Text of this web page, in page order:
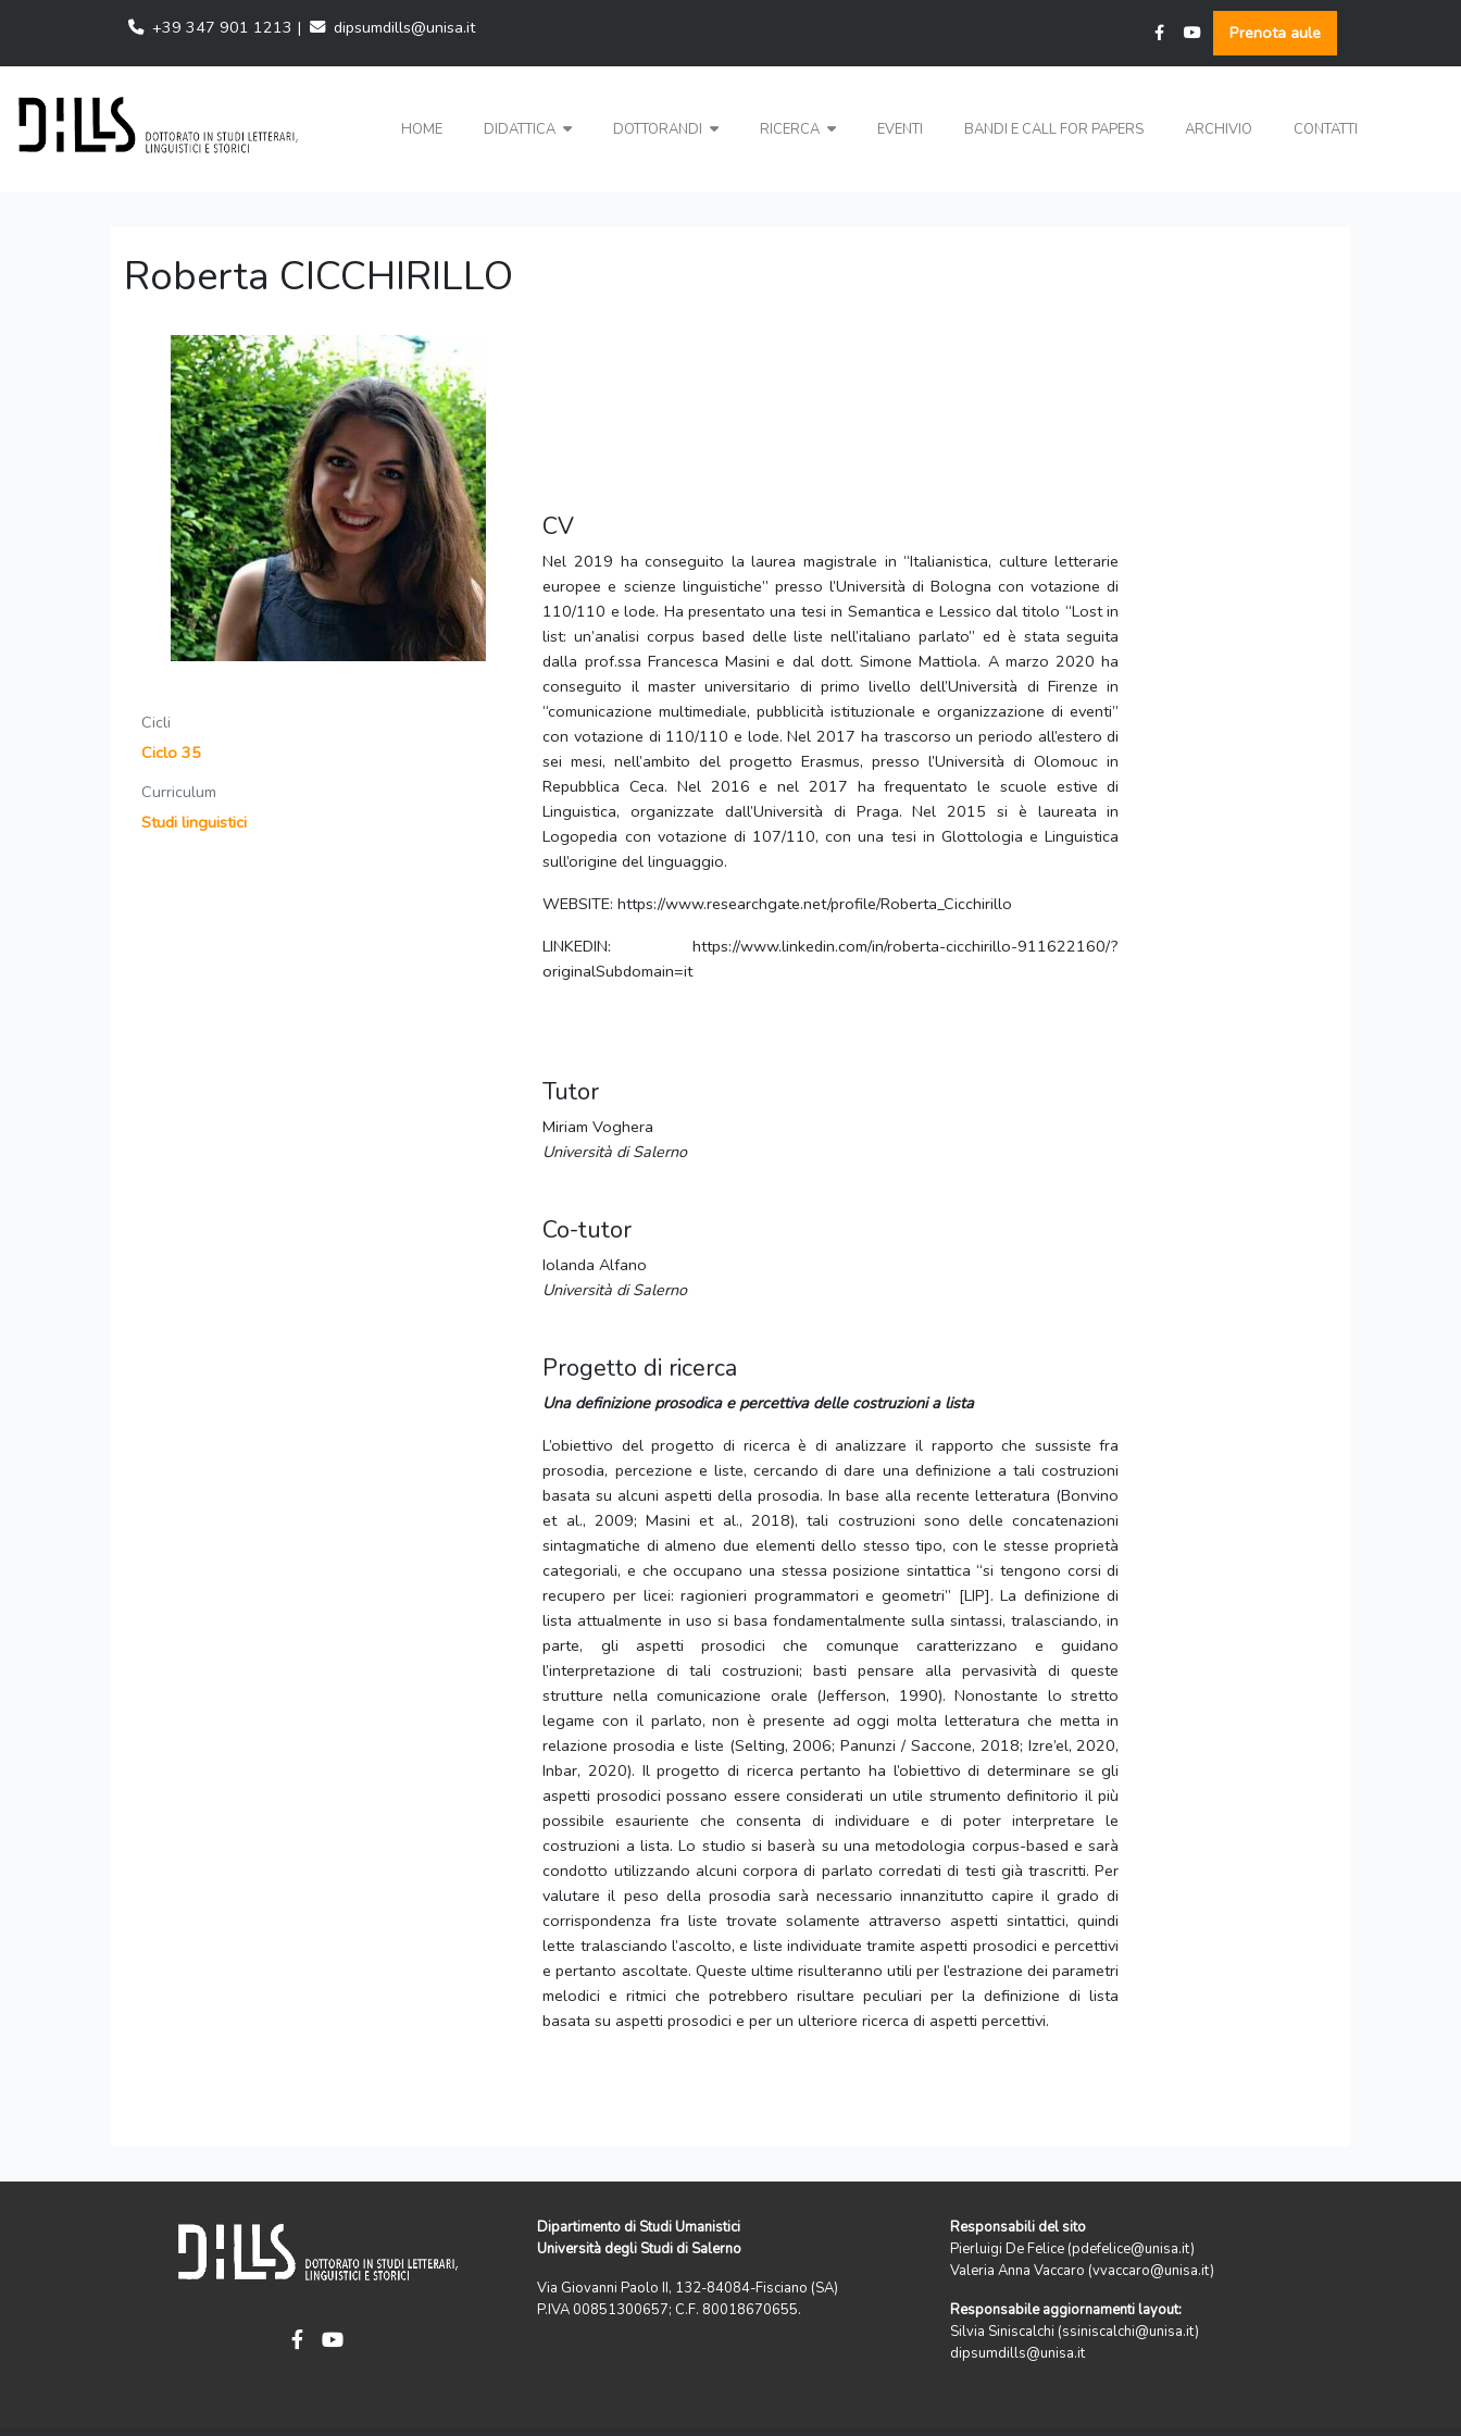
+39 347 901 1213 | dipsumdills@unisa.it Prenota aule
HOME DIDATTICA DOTTORANDI RICERCA EVENTI BANDI E CALL FOR PAPERS ARCHIVIO CONTATTI
Roberta CICCHIRILLO
Cicli
Ciclo 35
Curriculum
Studi linguistici
CV
Nel 2019 ha conseguito la laurea magistrale in “Italianistica, culture letterarie
europee e scienze linguistiche” presso l’Università di Bologna con votazione di
110/110 e lode. Ha presentato una tesi in Semantica e Lessico dal titolo “Lost in
list: un’analisi corpus based delle liste nell’italiano parlato” ed è stata seguita
dalla prof.ssa Francesca Masini e dal dott. Simone Mattiola. A marzo 2020 ha
conseguito il master universitario di primo livello dell’Università di Firenze in
“comunicazione multimediale, pubblicità istituzionale e organizzazione di eventi”
con votazione di 110/110 e lode. Nel 2017 ha trascorso un periodo all’estero di
sei mesi, nell’ambito del progetto Erasmus, presso l’Università di Olomouc in
Repubblica Ceca. Nel 2016 e nel 2017 ha frequentato le scuole estive di
Linguistica, organizzate dall’Università di Praga. Nel 2015 si è laureata in
Logopedia con votazione di 107/110, con una tesi in Glottologia e Linguistica
sull’origine del linguaggio.
WEBSITE: https://www.researchgate.net/profile/Roberta_Cicchirillo
LINKEDIN: https://www.linkedin.com/in/roberta-cicchirillo-911622160/?
originalSubdomain=it
Tutor
Miriam Voghera
Università di Salerno
Co-tutor
Iolanda Alfano
Università di Salerno
Progetto di ricerca
Una definizione prosodica e percettiva delle costruzioni a lista
L’obiettivo del progetto di ricerca è di analizzare il rapporto che sussiste fra
prosodia, percezione e liste, cercando di dare una definizione a tali costruzioni
basata su alcuni aspetti della prosodia. In base alla recente letteratura (Bonvino
et al., 2009; Masini et al., 2018), tali costruzioni sono delle concatenazioni
sintagmatiche di almeno due elementi dello stesso tipo, con le stesse proprietà
categoriali, e che occupano una stessa posizione sintattica “si tengono corsi di
recupero per licei: ragionieri programmatori e geometri” [LIP]. La definizione di
lista attualmente in uso si basa fondamentalmente sulla sintassi, tralasciando, in
parte, gli aspetti prosodici che comunque caratterizzano e guidano
l’interpretazione di tali costruzioni; basti pensare alla pervasività di queste
strutture nella comunicazione orale (Jefferson, 1990). Nonostante lo stretto
legame con il parlato, non è presente ad oggi molta letteratura che metta in
relazione prosodia e liste (Selting, 2006; Panunzi / Saccone, 2018; Izre’el, 2020,
Inbar, 2020). Il progetto di ricerca pertanto ha l’obiettivo di determinare se gli
aspetti prosodici possano essere considerati un utile strumento definitorio il più
possibile esauriente che consenta di individuare e di poter interpretare le
costruzioni a lista. Lo studio si baserà su una metodologia corpus-based e sarà
condotto utilizzando alcuni corpora di parlato corredati di testi già trascritti. Per
valutare il peso della prosodia sarà necessario innanzitutto capire il grado di
corrispondenza fra liste trovate solamente attraverso aspetti sintattici, quindi
lette tralasciando l’ascolto, e liste individuate tramite aspetti prosodici e percettivi
e pertanto ascoltate. Queste ultime risulteranno utili per l’estrazione dei parametri
melodici e ritmici che potrebbero risultare peculiari per la definizione di lista
basata su aspetti prosodici e per un ulteriore ricerca di aspetti percettivi.
Dipartimento di Studi Umanistici
Università degli Studi di Salerno
Via Giovanni Paolo II, 132-84084-Fisciano (SA)
P.IVA 00851300657; C.F. 80018670655.
Responsabili del sito
Pierluigi De Felice (pdefelice@unisa.it)
Valeria Anna Vaccaro (vvaccaro@unisa.it)
Responsabile aggiornamenti layout:
Silvia Siniscalchi (ssiniscalchi@unisa.it)
dipsumdills@unisa.it